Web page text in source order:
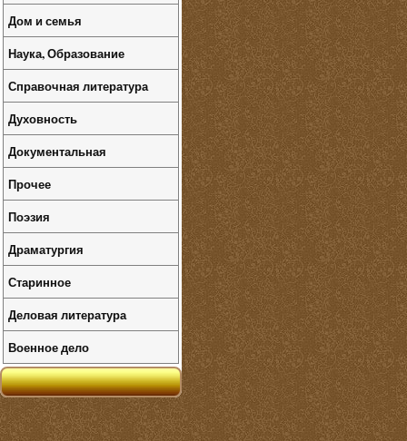
Дом и семья
Наука, Образование
Справочная литература
Духовность
Документальная
Прочее
Поэзия
Драматургия
Старинное
Деловая литература
Военное дело